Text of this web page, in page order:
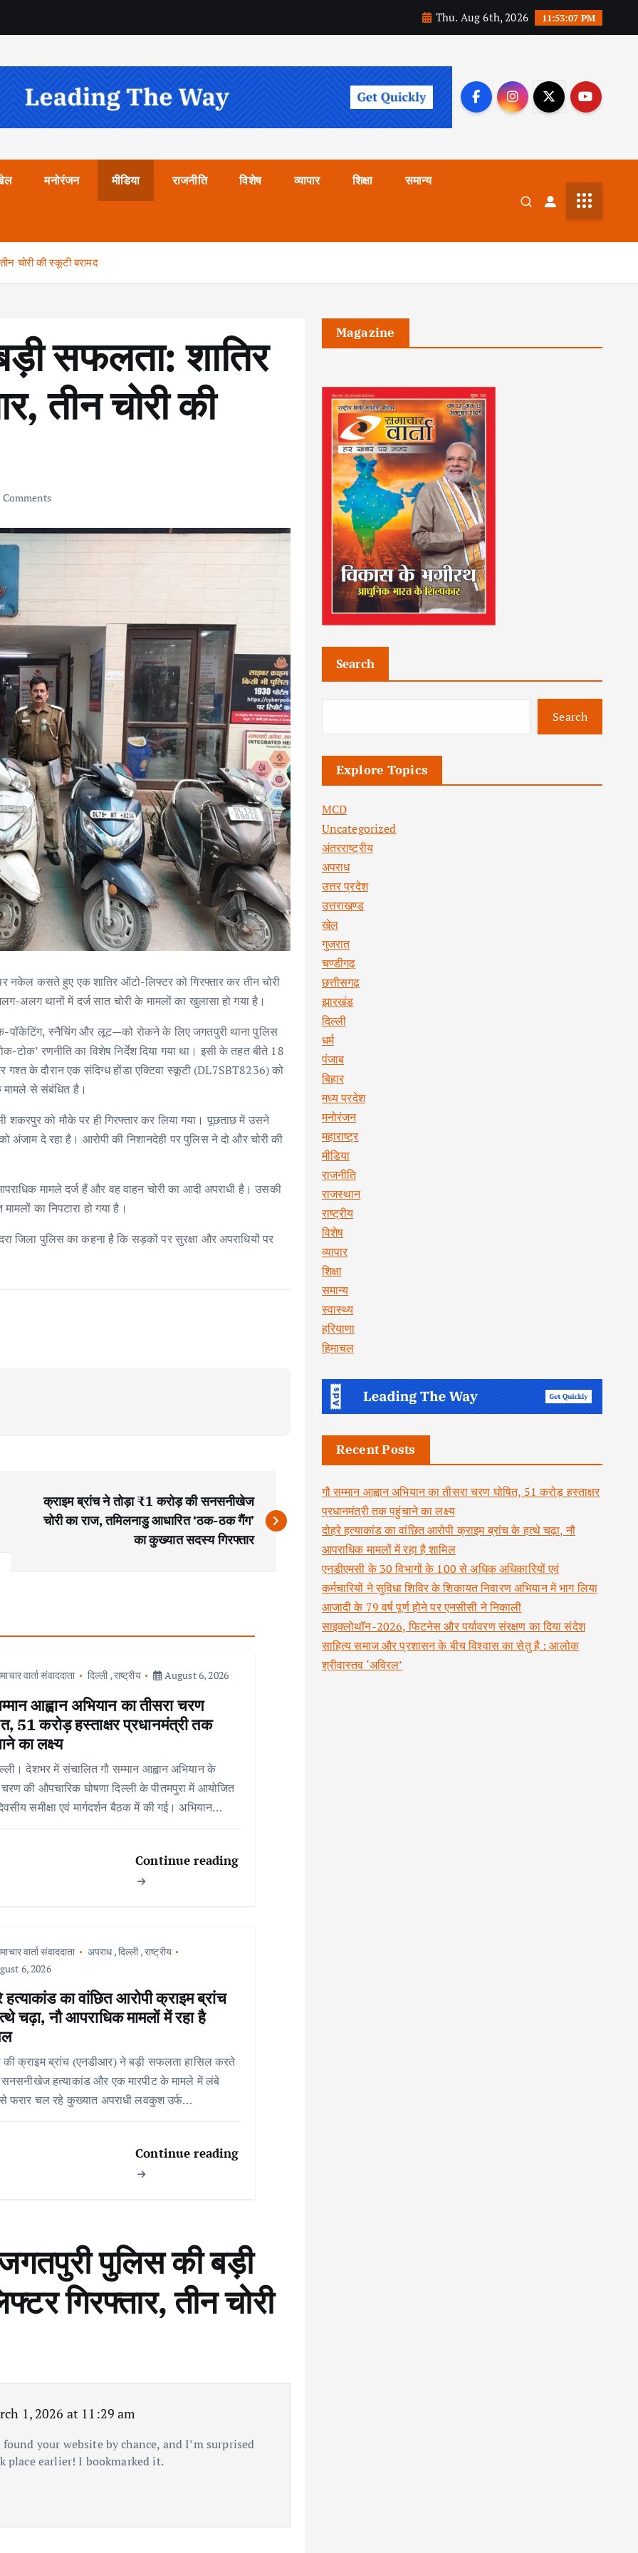
Thu. Aug 6th, 2026 11:53:09 PM
मनोरंजन मीडिया राजनीति विशेष व्यापार शिक्षा समान्य
चोरी की स्कूटी बरामद
सफलता: शातिर
तीन चोरी की
Comments
नकेल कसते हुए एक शातिर ऑटो-लिफ्टर को गिरफ्तार कर तीन चोरी
अलग थानों में दर्ज सात चोरी के मामलों का खुलासा हो गया है।
स्नैचिंग और लूट—को रोकने के लिए जगतपुरी थाना पुलिस
टोक’ रणनीति का विशेष निर्देश दिया गया था। इसी के तहत बीते 18
के दौरान एक संदिग्ध होंडा एक्टिवा स्कूटी (DL7SBT8236) को
मामले से संबंधित है।
शकरपुर को मौके पर ही गिरफ्तार कर लिया गया। पूछताछ में उसने
अंजाम दे रहा है। आरोपी की निशानदेही पर पुलिस ने दो और चोरी की
मामले दर्ज हैं और वह वाहन चोरी का आदी अपराधी है। उसकी
का निपटारा हो गया है।
जिला पुलिस का कहना है कि सड़कों पर सुरक्षा और अपराधियों पर
क्राइम ब्रांच ने तोड़ा ₹1 करोड़ की सनसनीखेज
चोरी का राज, तमिलनाडु आधारित ‘ठक-ठक गैंग’
का कुख्यात सदस्य गिरफ्तार
वार्ता संवाददाता दिल्ली,राष्ट्रीय August 6, 2026
आह्वान अभियान का तीसरा चरण
51 करोड़ हस्ताक्षर प्रधानमंत्री तक
का लक्ष्य
देशभर में संचालित गौ सम्मान आह्वान अभियान के
की औपचारिक घोषणा दिल्ली के पीतमपुरा में आयोजित
समीक्षा एवं मार्गदर्शन बैठक में की गई। अभियान…
Continue reading
वार्ता संवाददाता अपराध,दिल्ली,राष्ट्रीय
6, 2026
हत्याकांड का वांछित आरोपी क्राइम ब्रांच
चढ़ा, नौ आपराधिक मामलों में रहा है
क्राइम ब्रांच (एनडीआर) ने बड़ी सफलता हासिल करते
सनसनीखेज हत्याकांड और एक मारपीट के मामले में लंबे
फरार चल रहे कुख्यात अपराधी लवकुश उर्फ…
Continue reading
पुलिस की बड़ी
गिरफ्तार, तीन चोरी
1, 2026 at 11:29 am
your website by chance, and I’m surprised
place earlier! I bookmarked it.
Magazine
Search
Search
Explore Topics
MCD
Uncategorized
अंतरराष्ट्रीय
अपराध
उत्तर प्रदेश
उत्तराखण्ड
खेल
गुजरात
चण्डीगढ़
छत्तीसगढ़
झारखंड
दिल्ली
धर्म
पंजाब
बिहार
मध्य प्रदेश
मनोरंजन
महाराष्ट्र
मीडिया
राजनीति
राजस्थान
राष्ट्रीय
विशेष
व्यापार
शिक्षा
समान्य
स्वास्थ्य
हरियाणा
हिमाचल
Recent Posts
गौ सम्मान आह्वान अभियान का तीसरा चरण घोषित, 51 करोड़ हस्ताक्षर
प्रधानमंत्री तक पहुंचाने का लक्ष्य
दोहरे हत्याकांड का वांछित आरोपी क्राइम ब्रांच के हत्थे चढ़ा, नौ
आपराधिक मामलों में रहा है शामिल
एनडीएमसी के 30 विभागों के 100 से अधिक अधिकारियों एवं
कर्मचारियों ने सुविधा शिविर के शिकायत निवारण अभियान में भाग लिया
आजादी के 79 वर्ष पूर्ण होने पर एनसीसी ने निकाली
साइक्लोथॉन-2026, फिटनेस और पर्यावरण संरक्षण का दिया संदेश
साहित्य समाज और प्रशासन के बीच विश्वास का सेतु है : आलोक
श्रीवास्तव ‘अविरल’